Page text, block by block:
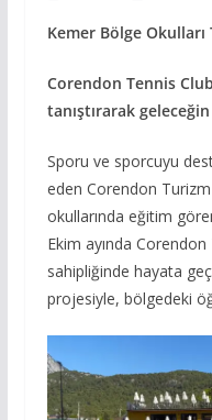
Kemer Bölge
Corendon Tennis
tanıştırarak
Sporu ve sporcuyu
eden Corendon
okullarında eğitim
Ekim ayında
sahipliğinde hayata
projesiyle, bölgedeki